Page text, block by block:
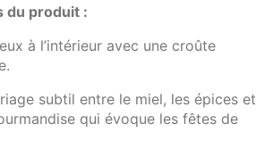
du produit :
à l’intérieur avec une croûte
subtil entre le miel, les épices et
qui évoque les fêtes de